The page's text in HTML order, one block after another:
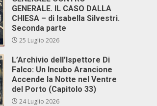
GENERALE. IL CASO DALLA
CHIESA – di Isabella Silvestri.
Seconda parte
25 Luglio 2026
L’Archivio dell’Ispettore Di
Falco: Un Incubo Arancione
Accende la Notte nel Ventre
del Porto (Capitolo 33)
24 Luglio 2026